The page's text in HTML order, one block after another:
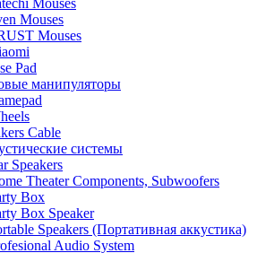
Mouses
Mouses
Mouses
Pad
манипуляторы
Cable
системы
Speakers
Theater Components, Subwoofers
Box
Box Speaker
Speakers (Портативная аккустика)
Audio System